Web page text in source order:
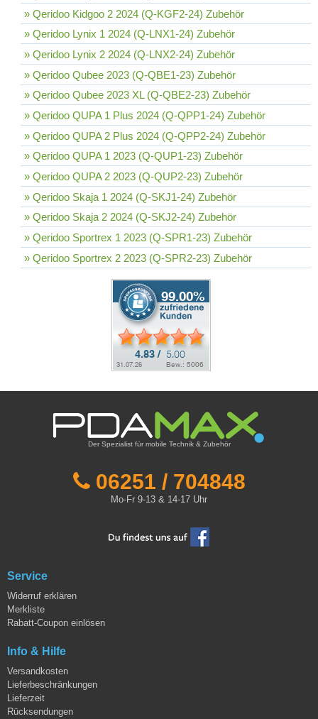
» Qeridoo Kidgoo 2 2024 (Q-KGF2-24) Zubehör
» Qeridoo Lynix 1 2024 (Q-LNX1-24) Zubehör
» Qeridoo Lynix 2 2024 (Q-LNX2-24) Zubehör
» Qeridoo Qubee 2023 (Q-QBE1-23) Zubehör
» Qeridoo Qubee 2023 XL (Q-QBE2-23) Zubehör
» Qeridoo QUPA 1 Plus 2024 (Q-QPP1-24) Zubehör
» Qeridoo QUPA 2 Plus 2024 (Q-QPP2-24) Zubehör
» Qeridoo QUPA 1 2023 (Q-QUP1-23) Zubehör
» Qeridoo QUPA 2 2023 (Q-QUP2-23) Zubehör
» Qeridoo Skaja 1 2024 (Q-SKJ1-24) Zubehör
» Qeridoo Skaja 2 2024 (Q-SKJ2-24) Zubehör
» Qeridoo Sportrex 1 2023 (Q-SPR1-23) Zubehör
» Qeridoo Sportrex 2 2023 (Q-SPR2-23) Zubehör
Der Spezialist für mobile Technik & Zubehör
06251 / 704848
Mo-Fr 9-13 & 14-17 Uhr
Service
Widerruf erklären
Merkliste
Rabatt-Coupon einlösen
Info & Hilfe
Versandkosten
Lieferbeschränkungen
Lieferzeit
Rücksendungen